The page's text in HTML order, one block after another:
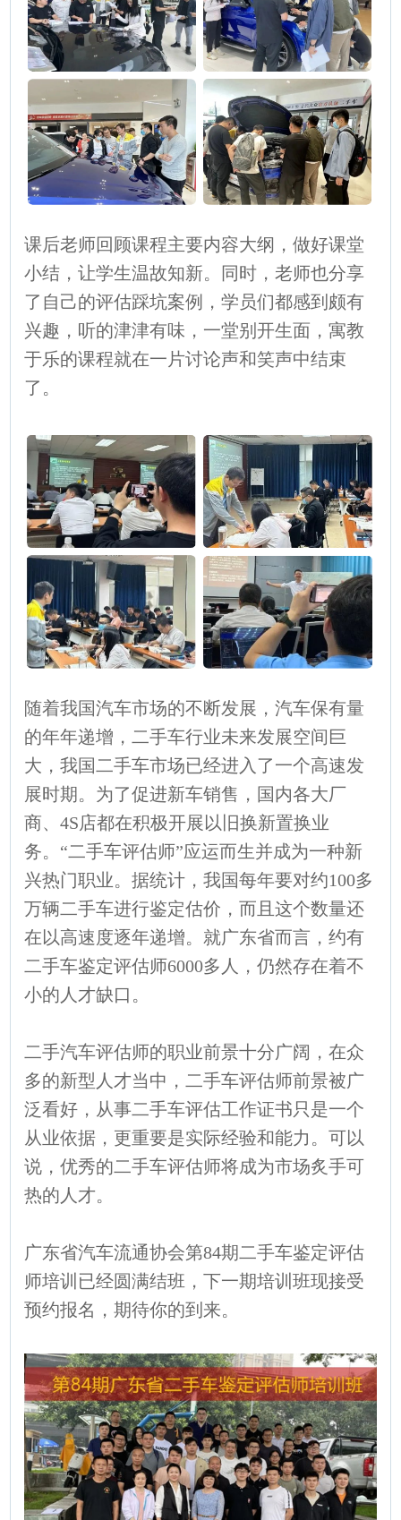
课后老师回顾课程主要内容大纲，做好课堂
小结，让学生温故知新。同时，老师也分享
了自己的评估踩坑案例，学员们都感到颇有
兴趣，听的津津有味，一堂别开生面，寓教
于乐的课程就在一片讨论声和笑声中结束
了。
随着我国汽车市场的不断发展，汽车保有量
的年年递增，二手车行业未来发展空间巨
大，我国二手车市场已经进入了一个高速发
展时期。为了促进新车销售，国内各大厂
商、4S店都在积极开展以旧换新置换业
务。“二手车评估师”应运而生并成为一种新
兴热门职业。据统计，我国每年要对约100多
万辆二手车进行鉴定估价，而且这个数量还
在以高速度逐年递增。就广东省而言，约有
二手车鉴定评估师6000多人，仍然存在着不
小的人才缺口。
二手汽车评估师的职业前景十分广阔，在众
多的新型人才当中，二手车评估师前景被广
泛看好，从事二手车评估工作证书只是一个
从业依据，更重要是实际经验和能力。可以
说，优秀的二手车评估师将成为市场炙手可
热的人才。
广东省汽车流通协会第84期二手车鉴定评估
师培训已经圆满结班，下一期培训班现接受
预约报名，期待你的到来。